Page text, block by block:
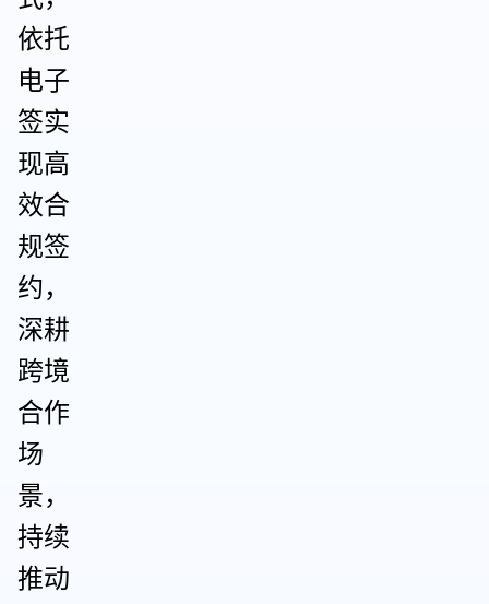
依托
电子
签实
现高
效合
规签
约，
深耕
跨境
合作
场
景，
持续
推动